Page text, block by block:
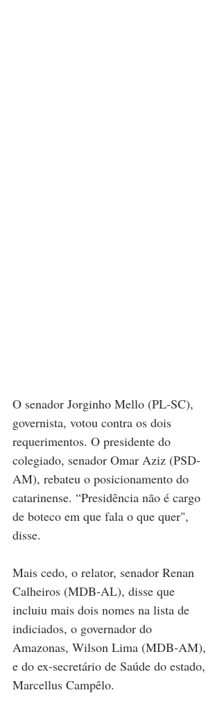
O senador Jorginho Mello (PL-SC),
governista, votou contra os dois
requerimentos. O presidente do
colegiado, senador Omar Aziz (PSD-
AM), rebateu o posicionamento do
catarinense. “Presidência não é cargo
de boteco em que fala o que quer",
disse.
Mais cedo, o relator, senador Renan
Calheiros (MDB-AL), disse que
incluiu mais dois nomes na lista de
indiciados, o governador do
Amazonas, Wilson Lima (MDB-AM),
e do ex-secretário de Saúde do estado,
Marcellus Campêlo.